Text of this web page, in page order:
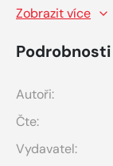
Zobrazit více
Podrobnosti
Autoři:
Čte:
Vydavatel: